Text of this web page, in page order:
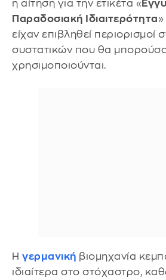
η αίτηση για την ετικέτα «
Παραδοσιακή Ιδιαιτερότητα
είχαν επιβληθεί περιορισμοί
συστατικών που θα
χρησιμοποιούνται.
Η γερμανική βιομηχανία
ιδιαίτερα στο στόχαστρο,